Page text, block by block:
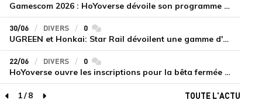
Gamescom 2026 : HoYoverse dévoile son programme et présente deux nouveaux jeux inédits
30/06 DIVERS 0commentaires
UGREEN et Honkai: Star Rail dévoilent une gamme d'accessoires de recharge en édition limitée
22/06 DIVERS 0commentaires
HoYoverse ouvre les inscriptions pour la bêta fermée de Honkai : Nexus Anima
page précédente
1/8
page suivante
TOUTE L'ACTU